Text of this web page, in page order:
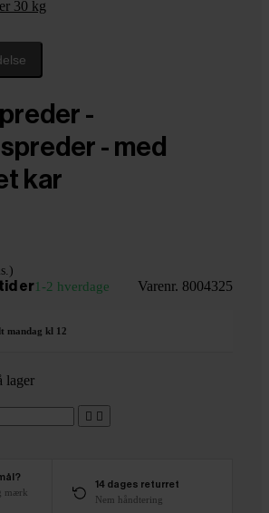
30 kg
-
- med
kar
er1-2 hverdage Varenr. 8004325
mandag kl 12
lager
 
mærk
14 dages returret
Nem håndtering